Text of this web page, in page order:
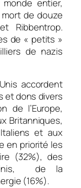
entier,
de douze
Ribbentrop.
de « petits »
de nazis
accordent
et dons divers
de l’Europe,
Britanniques,
et aux
en priorité les
(32%), des
finis, de la
(16%).